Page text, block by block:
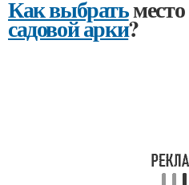
Как выбратьместо
садовой арки?